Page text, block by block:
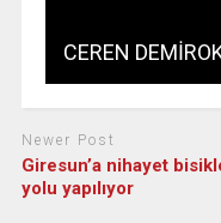
CEREN
Newer Post
Giresun’a nihayet
yolu yapılıyor